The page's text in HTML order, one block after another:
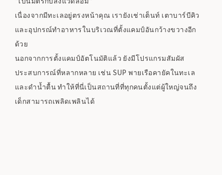
เนื่องจากมีทะเลอยู่ตรงหน้าคุณ เรายังเช่าเต็นท์ เตาบาร์บีคิว
และอุปกรณ์ทำอาหารในบริเวณที่ตั้งแคมป์อันกว้างขวางอีก
ด้วย
นอกจากการตั้งแคมป์อัตโนมัติแล้ว ยังมีโปรแกรมสัมผัส
ประสบการณ์ที่หลากหลาย เช่น SUP พายเรือคายัคในทะเล
และดำน้ำตื้น ทำให้ที่นี่เป็นสถานที่ที่ทุกคนตั้งแต่ผู้ใหญ่จนถึง
เด็กสามารถเพลิดเพลินได้